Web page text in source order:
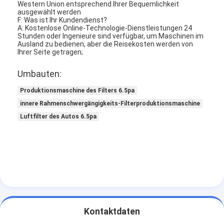
Produkte
Videos
Über uns
Werksbesichtigung
Qualitätskontrolle
Kontakt mit uns
Western Union entsprechend Ihrer Bequemlichkeit
ausgewählt werden
F: Was ist Ihr Kundendienst?
A: Kostenlose Online-Technologie-Dienstleistungen 24
Stunden oder Ingenieure sind verfügbar, um Maschinen im
Ausland zu bedienen, aber die Reisekosten werden von
Ihrer Seite getragen;
Umbauten:
Produktionsmaschine des Filters 6.5pa
innere Rahmenschwergängigkeits-Filterproduktionsmaschine
Luftfilter des Autos 6.5pa
Kontaktdaten